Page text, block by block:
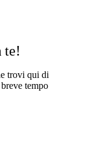
te!
trovi qui di
tempo